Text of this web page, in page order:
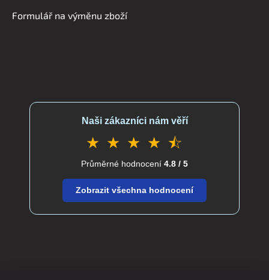
Formulář na výměnu zboží
Naši zákazníci nám věří
★ ★ ★ ★ ⯪
Průměrné hodnocení 4.8 / 5
Zobrazit všechna hodnocení